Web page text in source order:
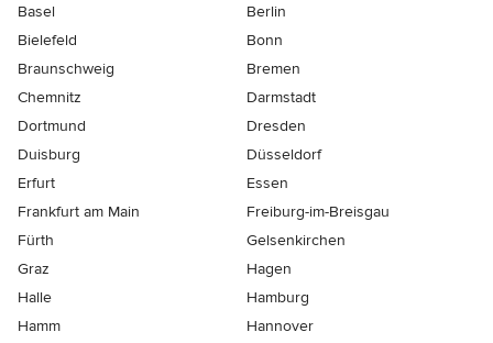
Basel
Berlin
Bielefeld
Bonn
Braunschweig
Bremen
Chemnitz
Darmstadt
Dortmund
Dresden
Duisburg
Düsseldorf
Erfurt
Essen
Frankfurt am Main
Freiburg-im-Breisgau
Fürth
Gelsenkirchen
Graz
Hagen
Halle
Hamburg
Hamm
Hannover